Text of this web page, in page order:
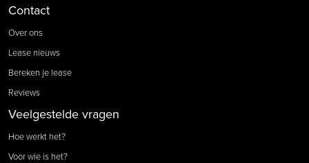
Contact
Over ons
Lease nieuws
Bereken je lease
Reviews
Veelgestelde vragen
Hoe werkt het?
Voor wie is het?